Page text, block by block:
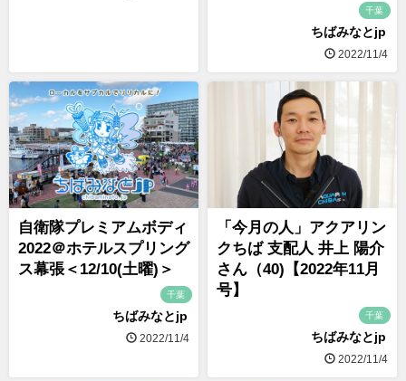
千葉
ちばみなとjp
2022/11/4
自衛隊プレミアムボディ
2022＠ホテルスプリング
ス幕張＜12/10(土曜)＞
千葉
ちばみなとjp
2022/11/4
「今月の人」アクアリン
クちば 支配人 井上 陽介
さん（40)【2022年11月
号】
千葉
ちばみなとjp
2022/11/4